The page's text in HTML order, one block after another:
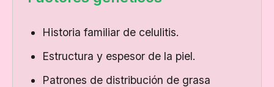
Historia familiar de celulitis.
Estructura y espesor de la piel.
Patrones de distribución de grasa